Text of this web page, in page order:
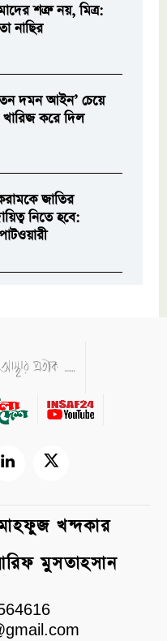
শত্রু নয়, মিত্র:
নাছির
দমন আইন’ চেয়ে
খারিজ করে দিল
জাতির
নিতে হবে:
খন্দকার
মুসতাহসান